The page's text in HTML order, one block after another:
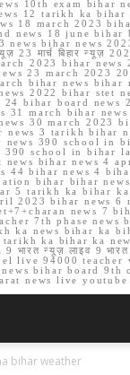
10th exam bihar
12 tarikh ka bihar
18 march 2023
news 18 june bihar
bihar news
23 मार्च बिहार न्यूज़
2023 bihar news
23 march 2023
bihar news bihar
2022 bihar stet
24 bihar board news
31 march bihar
30 march 2023
news 3 tarikh bihar
390 school in
390 school in bihar
news bihar news 4
44 bihar news 4
bihar bihar
5 tarikh ka bihar ka
2023 bihar news 6
news 7
7th phase news
ka news bihar ka
tarikh ka bihar ka
भारत न्यूज़ लाइव 9
live 94000 teacher
bihar board 9th
news live
bihar weather